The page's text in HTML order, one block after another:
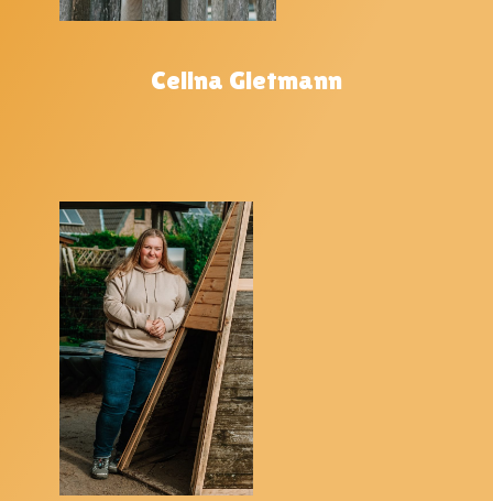
Celina Gietmann